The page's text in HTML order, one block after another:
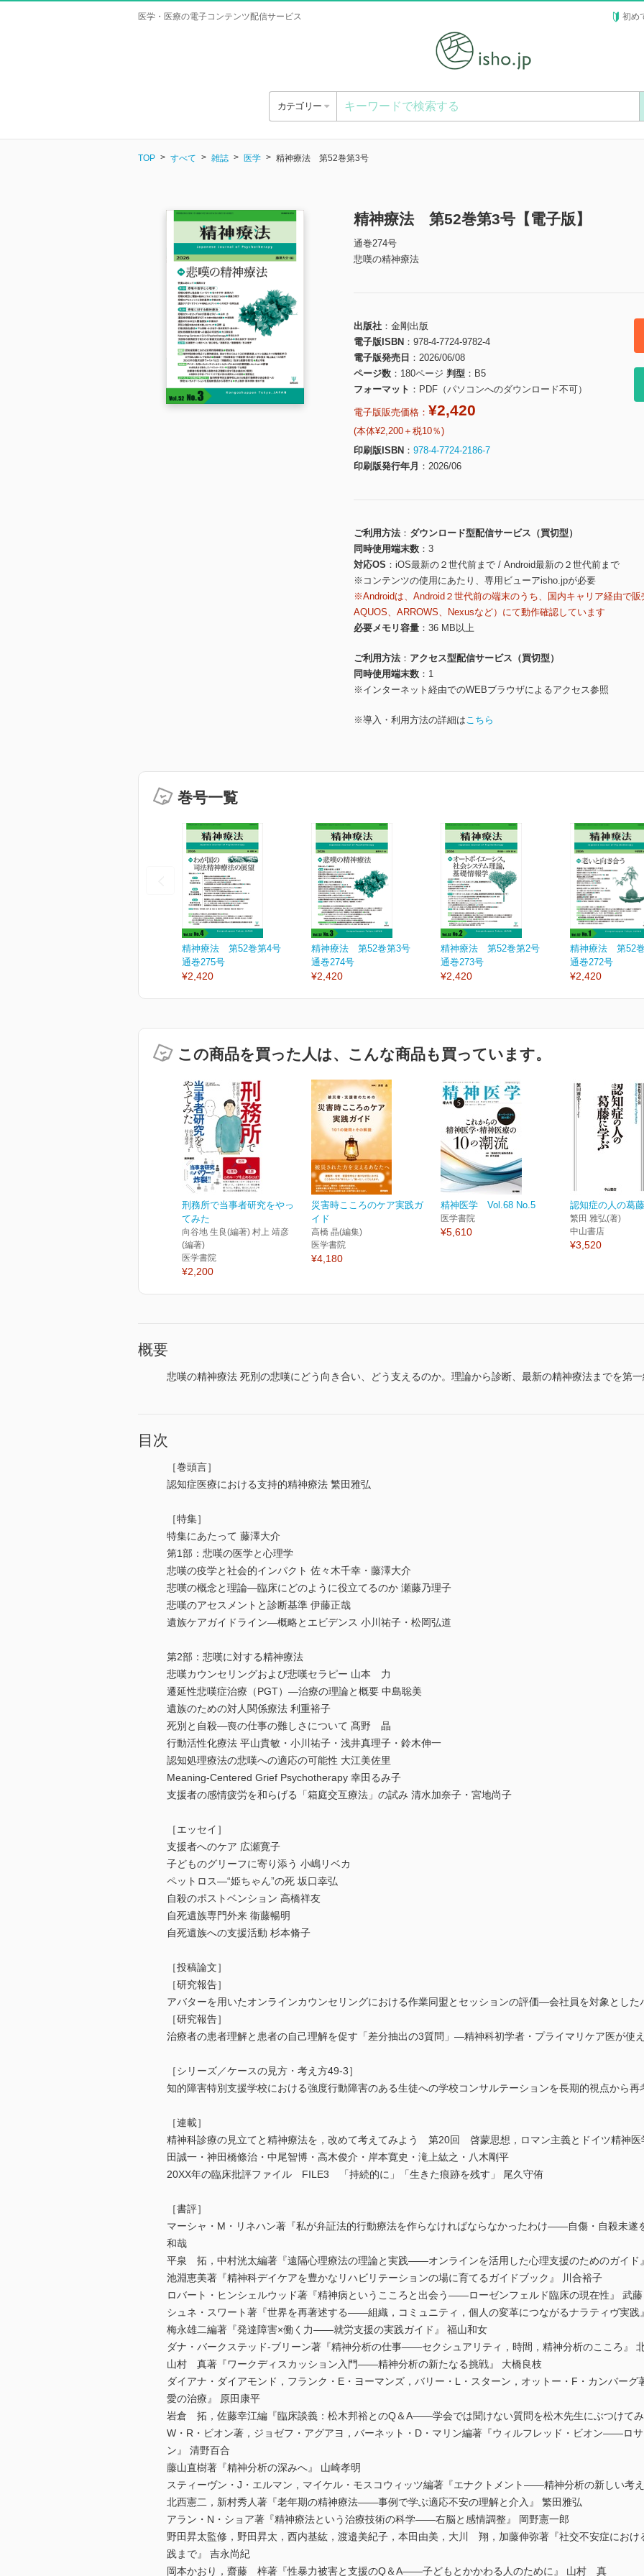
医学・医療の電子コンテンツ配信サービス 初め
カテゴリー
TOP すべて 雑誌 医学 精神療法 第52巻第3号
精神療法 第52巻第3号【電子版】
通巻274号
悲嘆の精神療法
出版社
金剛出版
電子版ISBN
978-4-7724-9782-4
電子版発売日
2026/06/08
ページ数
180ページ 判型
B5
フォーマット
PDF（パソコンへのダウンロード不可）
電子版販売価格： ¥2,420
(本体¥2,200＋税10％)
印刷版ISBN
978-4-7724-2186-7
印刷版発行年月
2026/06
ご利用方法
ダウンロード型配信サービス（買切型）
同時使用端末数
3
対応OS
iOS最新の２世代前まで / Android最新の２世代前まで
※コンテンツの使用にあたり、専用ビューアisho.jpが必要
※Androidは、Android２世代前の端末のうち、国内キャリア経由で販
AQUOS、ARROWS、Nexusなど）にて動作確認しています
必要メモリ容量
36 MB以上
ご利用方法
アクセス型配信サービス（買切型）
同時使用端末数
1
※インターネット経由でのWEBブラウザによるアクセス参照
※導入・利用方法の詳細はこちら
巻号一覧
精神療法 第52巻第4号
通巻275号
¥2,420
精神療法 第52巻第3号
通巻274号
¥2,420
精神療法 第52巻第2号
通巻273号
¥2,420
精神療法 第52
通巻272号
¥2,420
この商品を買った人は、こんな商品も買っています。
刑務所で当事者研究をやっ
てみた
向谷地 生良(編著) 村上 靖彦
(編著)
医学書院
¥2,200
災害時こころのケア実践ガ
イド
高橋 晶(編集)
医学書院
¥4,180
精神医学 Vol.68 No.5
医学書院
¥5,610
認知症の人の葛
繁田 雅弘(著)
中山書店
¥3,520
概要
悲嘆の精神療法 死別の悲嘆にどう向き合い、どう支えるのか。理論から診断、最新の精神療法までを第一
目次
［巻頭言］
認知症医療における支持的精神療法 繁田雅弘
［特集］
特集にあたって 藤澤大介
第1部：悲嘆の医学と心理学
悲嘆の疫学と社会的インパクト 佐々木千幸・藤澤大介
悲嘆の概念と理論―臨床にどのように役立てるのか 瀬藤乃理子
悲嘆のアセスメントと診断基準 伊藤正哉
遺族ケアガイドライン―概略とエビデンス 小川祐子・松岡弘道
第2部：悲嘆に対する精神療法
悲嘆カウンセリングおよび悲嘆セラピー 山本 力
遷延性悲嘆症治療（PGT）―治療の理論と概要 中島聡美
遺族のための対人関係療法 利重裕子
死別と自殺―喪の仕事の難しさについて 髙野 晶
行動活性化療法 平山貴敏・小川祐子・浅井真理子・鈴木伸一
認知処理療法の悲嘆への適応の可能性 大江美佐里
Meaning-Centered Grief Psychotherapy 幸田るみ子
支援者の感情疲労を和らげる「箱庭交互療法」の試み 清水加奈子・宮地尚子
［エッセイ］
支援者へのケア 広瀬寛子
子どものグリーフに寄り添う 小嶋リベカ
ペットロス―“姫ちゃん”の死 坂口幸弘
自殺のポストベンション 高橋祥友
自死遺族専門外来 衞藤暢明
自死遺族への支援活動 杉本脩子
［投稿論文］
［研究報告］
アバターを用いたオンラインカウンセリングにおける作業同盟とセッションの評価―会社員を対象とし
［研究報告］
治療者の患者理解と患者の自己理解を促す「差分抽出の3質問」―精神科初学者・プライマリケア医が使
［シリーズ／ケースの見方・考え方49-3］
知的障害特別支援学校における強度行動障害のある生徒への学校コンサルテーションを長期的視点から
［連載］
精神科診療の見立てと精神療法を，改めて考えてみよう 第20回 啓蒙思想，ロマン主義とドイツ精
田誠一・神田橋條治・中尾智博・高木俊介・岸本寛史・滝上紘之・八木剛平
20XX年の臨床批評ファイル FILE3 「持続的に」「生きた痕跡を残す」 尾久守侑
［書評］
マーシャ・M・リネハン著『私が弁証法的行動療法を作らなければならなかったわけ――自傷・自殺未遂
和哉
平泉 拓，中村洸太編著『遠隔心理療法の理論と実践――オンラインを活用した心理支援のためのガイド
池淵恵美著『精神科デイケアを豊かなリハビリテーションの場に育てるガイドブック』 川合裕子
ロバート・ヒンシェルウッド著『精神病というこころと出会う――ローゼンフェルド臨床の現在性』 武
シュネ・スワート著『世界を再著述する――組織，コミュニティ，個人の変革につながるナラティヴ実践
梅永雄二編著『発達障害×働く力――就労支援の実践ガイド』 福山和女
ダナ・バークステッド-ブリーン著『精神分析の仕事――セクシュアリティ，時間，精神分析のこころ』
山村 真著『ワークディスカッション入門――精神分析の新たなる挑戦』 大橋良枝
ダイアナ・ダイアモンド，フランク・E・ヨーマンズ，バリー・L・スターン，オットー・F・カンバー
愛の治療』 原田康平
岩倉 拓，佐藤幸江編『臨床談義：松木邦裕とのQ＆A――学会では聞けない質問を松木先生にぶつけて
W・R・ビオン著，ジョゼフ・アグアヨ，バーネット・D・マリン編著『ウィルフレッド・ビオン――ロ
ン』 清野百合
藤山直樹著『精神分析の深みへ』 山崎孝明
スティーヴン・J・エルマン，マイケル・モスコウィッツ編著『エナクトメント――精神分析の新しい考
北西憲二，新村秀人著『老年期の精神療法――事例で学ぶ適応不安の理解と介入』 繁田雅弘
アラン・N・ショア著『精神療法という治療技術の科学――右脳と感情調整』 岡野憲一郎
野田昇太監修，野田昇太，西内基紘，渡邉美紀子，本田由美，大川 翔，加藤伸弥著『社交不安症にお
践まで』 吉永尚紀
岡本かおり，齋藤 梓著『性暴力被害と支援のQ＆A――子どもとかかわる人のために』 山村 真